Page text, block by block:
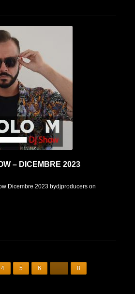
– DICEMBRE 2023
Dicembre 2023 bydjproducers on
4 5 6 … 8